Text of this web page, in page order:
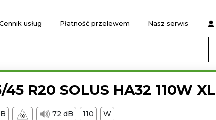
Cennik usług Płatność przelewem Nasz serwis
R20 SOLUS HA32 110W XL
B 72 dB 110 W